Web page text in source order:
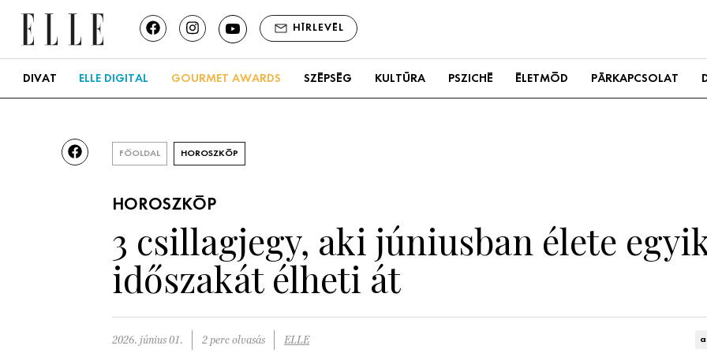
HÍRLEVÉL
DIVAT ELLE DIGITAL GOURMET AWARDS SZÉPSÉG KULTÚRA PSZICHÉ ÉLETMÓD PÁRKAPCSOLAT
FŐOLDAL HOROSZKÓP
HOROSZKÓP
3 csillagjegy, aki júniusban élete
időszakát élheti át
2026. június 01. 2 perc olvasás ELLE